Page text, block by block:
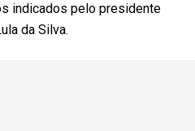
indicados pelo presidente
da Silva.